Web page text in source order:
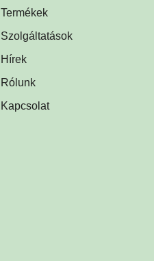
Termékek
Szolgáltatások
Hírek
Rólunk
Kapcsolat